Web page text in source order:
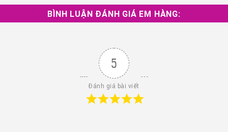
BÌNH LUẬN ĐÁNH GIÁ EM HÀNG:
5
Đánh giá bài viết